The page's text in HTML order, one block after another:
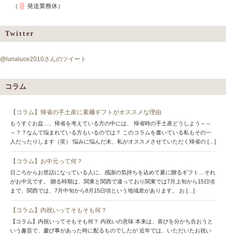
（ 発送業務休）
Twitter
@lunaluce2010さんのツイート
コラム
【コラム】帰省の手土産に素麺ギフトがオススメな理由
もうすぐお盆…、帰省を考えている方の中には、 帰省時の手土産どうしよう～～
～？？なんて悩まれている方もいるのでは？ このコラムを書いている私もその一
人だったりします（笑） 悩みに悩んだ末、私がオススメさせていただく帰省の […]
【コラム】お中元って何？
日ごろからお世話になっている人に、感謝の気持ちを込めて夏に贈るギフト…それ
がお中元です。 贈る時期は、関東と関西で違っており関東では7月上旬から15日頃
まで、関西では、7月中旬から8月15日頃という地域差があります。 お […]
【コラム】内祝いってそもそも何？
【コラム】内祝いってそもそも何？ 内祝いの意味 本来は、喜びを分かち合おうと
いう趣旨で、慶び事があった時に配るものでしたが 近年では、いただいたお祝い